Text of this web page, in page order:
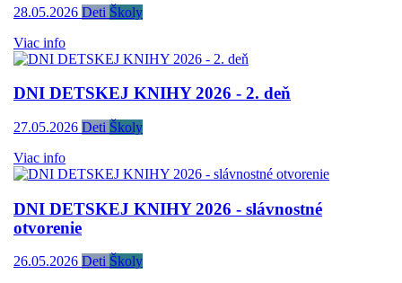
28.05.2026 Deti Školy
Viac info
DNI DETSKEJ KNIHY 2026 - 2. deň
27.05.2026 Deti Školy
Viac info
DNI DETSKEJ KNIHY 2026 - slávnostné
otvorenie
26.05.2026 Deti Školy